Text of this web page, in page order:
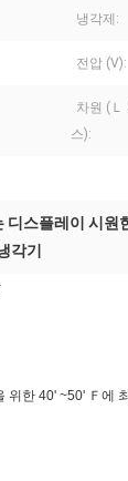
냉각제:
전압 (V):
차원 (Ｌ
스):
디스플레이 시원
각기
위한 40' ~50' Ｆ에